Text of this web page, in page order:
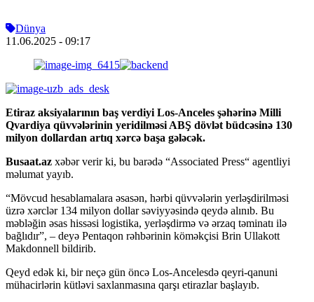
Dünya
11.06.2025 - 09:17
Etiraz aksiyalarının baş verdiyi Los-Anceles şəhərinə Milli
Qvardiya qüvvələrinin yeridilməsi ABŞ dövlət büdcəsinə 130
milyon dollardan artıq xərcə başa gələcək.
Busaat.az xəbər verir ki, bu barədə “Associated Press“ agentliyi
məlumat yayıb.
“Mövcud hesablamalara əsasən, hərbi qüvvələrin yerləşdirilməsi
üzrə xərclər 134 milyon dollar səviyyəsində qeydə alınıb. Bu
məbləğin əsas hissəsi logistika, yerləşdirmə və ərzaq təminatı ilə
bağlıdır”, – deyə Pentaqon rəhbərinin köməkçisi Brin Ullakott
Makdonnell bildirib.
Qeyd edək ki, bir neçə gün öncə Los-Ancelesdə qeyri-qanuni
mühacirlərin kütləvi saxlanmasına qarşı etirazlar başlayıb.